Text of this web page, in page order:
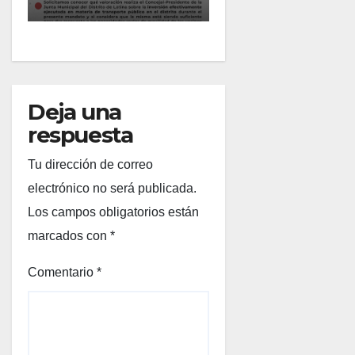
Deja una
respuesta
Tu dirección de correo
electrónico no será publicada.
Los campos obligatorios están
marcados con *
Comentario *